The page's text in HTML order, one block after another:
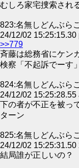
むしろ家宅捜索され
823:名無しどんぶらこ
24/12/02
>>779
斉藤は総務省にケン
検察「不起訴でーす
824:名無しどんぶらこ
24/12/02
下の者が不正を被っ
ターン
825:名無しどんぶらこ
24/12/02
結局誰が正しいの？